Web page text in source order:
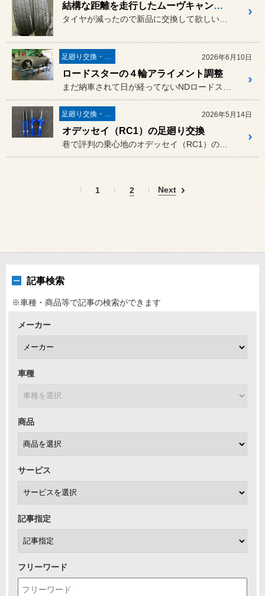
結構な距離を走行したムーヴキャンバスの４輪アライメント調整
タイヤが減ったので新品に交換して欲しいとご来店されました。
足廻り交換・４輪アライメント調整 2026年6月10日
ロードスターの４輪アライメント調整
まだ納車されて日が経ってないNDロードスターです。
足廻り交換・４輪アライメント調整 2026年5月14日
オデッセイ（RC1）の足廻り交換
巷で評判の乗心地のオデッセイ（RC1）の足廻りを刷新いたしました。
1 2 Next
記事検索
※車種・商品等で記事の検索ができます
メーカー
車種
商品
サービス
記事指定
フリーワード